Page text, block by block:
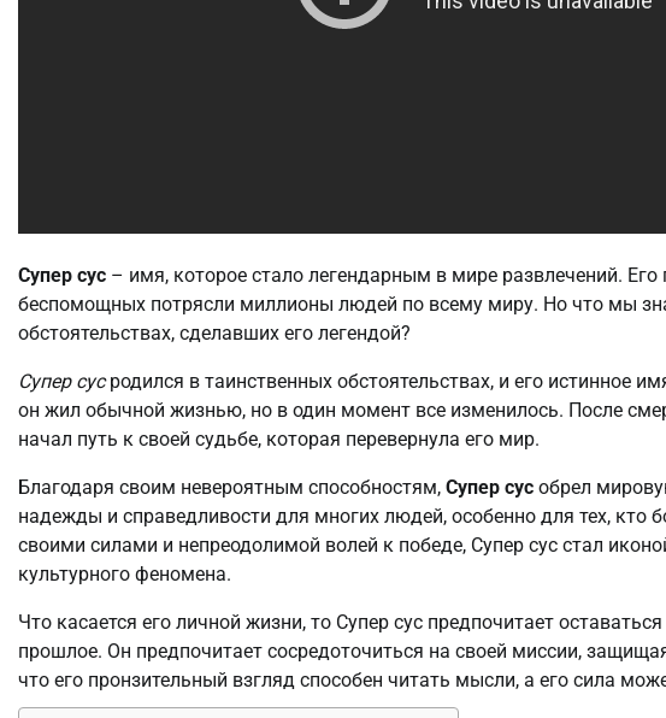
Супер сус – имя, которое стало легендарным в мире развлечений.
беспомощных потрясли миллионы людей по всему миру. Но что мы
обстоятельствах, сделавших его легендой?
Супер сусродился в таинственных обстоятельствах, и его истинное
он жил обычной жизнью, но в один момент все изменилось. После
начал путь к своей судьбе, которая перевернула его мир.
Благодаря своим невероятным способностям, Супер сус обрел
надежды и справедливости для многих людей, особенно для тех, кто
своими силами и непреодолимой волей к победе, Супер сус стал
культурного феномена.
Что касается его личной жизни, то Супер сус предпочитает
прошлое. Он предпочитает сосредоточиться на своей миссии,
что его пронзительный взгляд способен читать мысли, а его сила